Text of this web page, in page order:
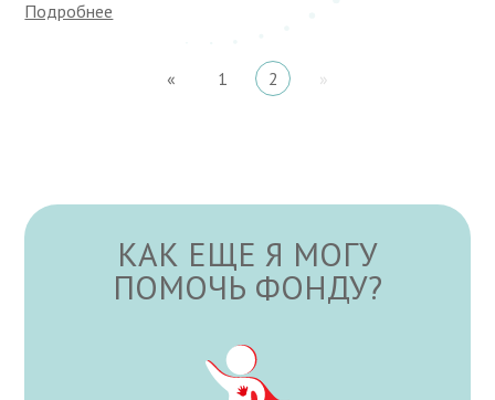
Подробнее
« 1 2 »
КАК ЕЩЕ Я МОГУ
ПОМОЧЬ ФОНДУ?